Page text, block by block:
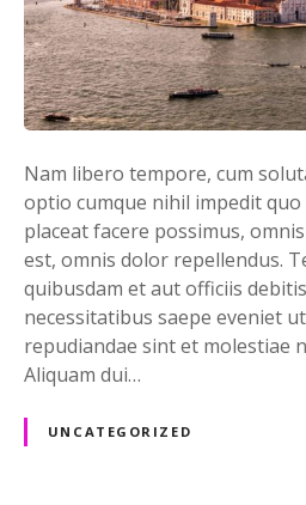
Nam libero tempore, cum
optio cumque nihil impedit
placeat facere possimus,
est, omnis dolor repellendus.
quibusdam et aut officiis
necessitatibus saepe eveniet
repudiandae sint et molestiae
Aliquam dui…
UNCATEGORIZED